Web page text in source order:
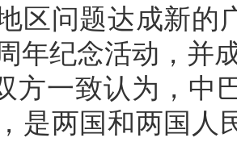
区问题达成新的
年纪念活动，并
方一致认为，中
是两国和两国人